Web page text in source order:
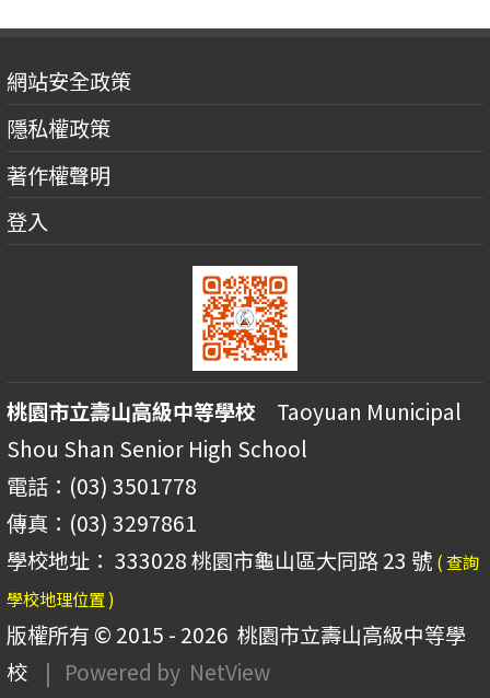
網站安全政策
隱私權政策
著作權聲明
登入
桃園市立壽山高級中等學校 Taoyuan Municipal
Shou Shan Senior High School
電話：(03) 3501778
傳真：(03) 3297861
學校地址： 333028 桃園市龜山區大同路 23 號 ( 查詢
學校地理位置 )
版權所有 © 2015 - 2026 桃園市立壽山高級中等學
校
| Powered by NetView